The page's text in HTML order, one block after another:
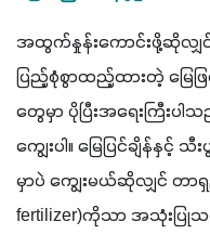
အထွက်နှုန်းကောင်းဖို့ဆိုလျှင်
ပြည့်စုံစွာထည့်ထားတဲ့ မြေဖ
တွေမှာ ပိုပြီးအရေးကြီးပါ
ကျွေးပါ။ မြေပြင်ချိန်နှင့် သီ
မှာပဲ ကျွေးမယ်ဆိုလျှင် တာရှ
fertilizer)ကိုသာ အသုံးပြု